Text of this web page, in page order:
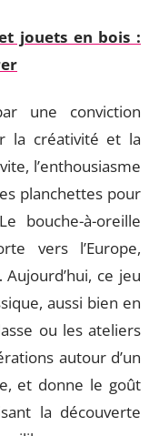
jouets en bois :
une conviction
la créativité et la
l’enthousiasme
planchettes pour
bouche-à-oreille
vers l’Europe,
ce jeu
aussi bien en
ou les ateliers
autour d’un
et donne le goût
la découverte